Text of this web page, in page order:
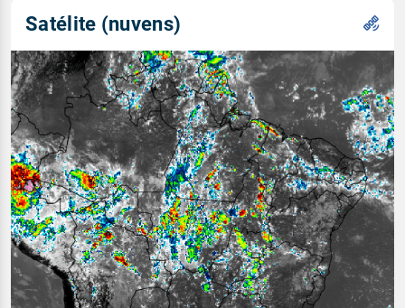
Satélite (nuvens)